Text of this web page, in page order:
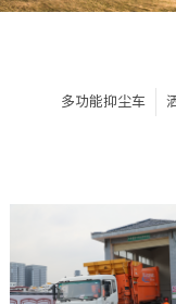
多功能抑尘车